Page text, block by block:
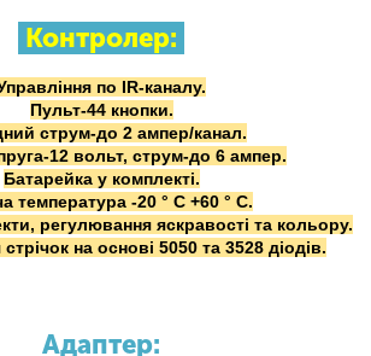
Контролер:
по IR-каналу.
Пульт-44 кнопки.
струм-до 2 ампер/канал.
12 вольт, струм-до 6 ампер.
Батарейка у комплекті.
температура -20 ° C +60 ° C.
регулювання яскравості та кольору.
на основі 5050 та 3528 діодів.
Адаптер: